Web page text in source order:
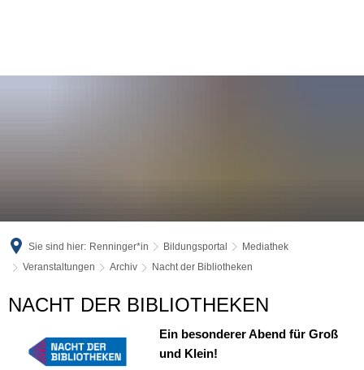
Sie sind hier: Renninger*in Bildungsportal
Mediathek
Veranstaltungen
Archiv Nacht der Bibliotheken
Nacht
Bibliotheken
NACHT DER BIBLIOTHEKEN
Ein besonderer Abend für Groß
und Klein!